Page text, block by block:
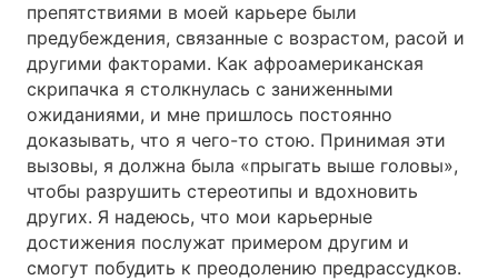
препятствиями в моей карьере были
предубеждения, связанные с возрастом, расой и
другими факторами. Как афроамериканская
скрипачка я столкнулась с заниженными
ожиданиями, и мне пришлось постоянно
доказывать, что я чего-то стою. Принимая эти
вызовы, я должна была «прыгать выше головы»,
чтобы разрушить стереотипы и вдохновить
других. Я надеюсь, что мои карьерные
достижения послужат примером другим и
смогут побудить к преодолению предрассудков.